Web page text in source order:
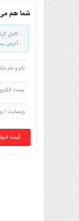
شما هم می
- کامل
- آدرس